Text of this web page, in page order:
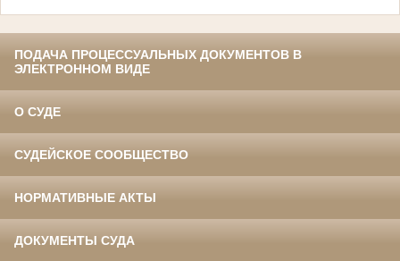
ПОДАЧА ПРОЦЕССУАЛЬНЫХ ДОКУМЕНТОВ В
ЭЛЕКТРОННОМ ВИДЕ
О СУДЕ
СУДЕЙСКОЕ СООБЩЕСТВО
НОРМАТИВНЫЕ АКТЫ
ДОКУМЕНТЫ СУДА